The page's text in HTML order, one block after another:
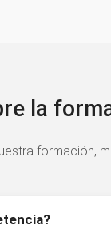
la
formación,